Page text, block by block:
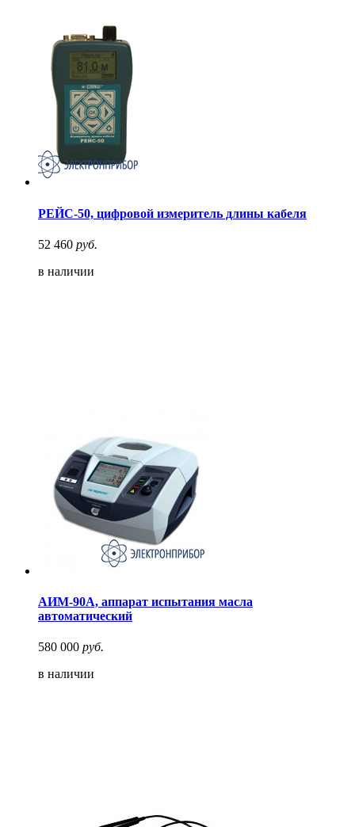
РЕЙС-50, цифровой измеритель длины кабеля
52 460 руб.
в наличии
АИМ-90А, аппарат испытания масла
автоматический
580 000 руб.
в наличии